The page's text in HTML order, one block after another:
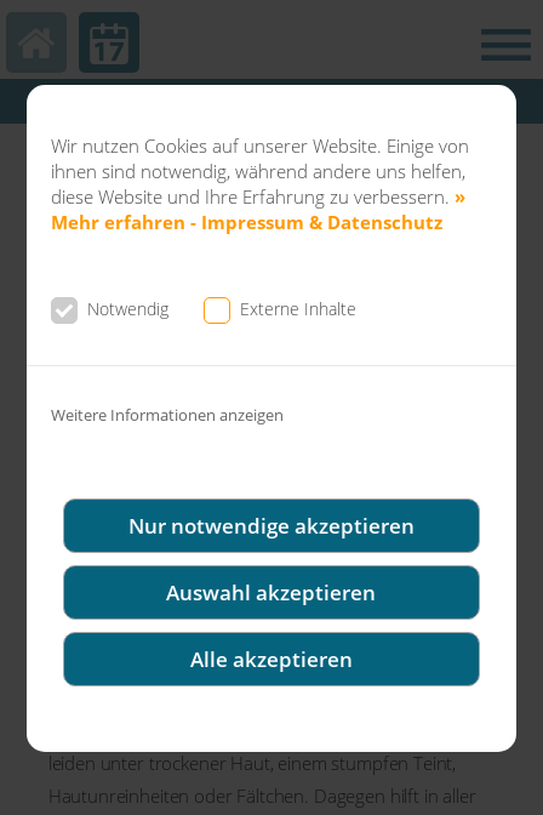
Wir nutzen Cookies auf unserer Website. Einige von
ihnen sind notwendig, während andere uns helfen,
diese Website und Ihre Erfahrung zu verbessern. »
Mehr erfahren - Impressum & Datenschutz
Notwendig Externe Inhalte
Weitere Informationen anzeigen
Nur notwendige akzeptieren
Auswahl akzeptieren
Alle akzeptieren
Abteilung Balneo & Kosmetik KL
Dermatochirurgie Kamp-Lintfort
News aus der Gemeinschaftspraxis Dr.
Fuchs & Kollegen
leiden unter trockener Haut, einem stumpfen Teint,
Hautunreinheiten oder Fältchen. Dagegen hilft in aller